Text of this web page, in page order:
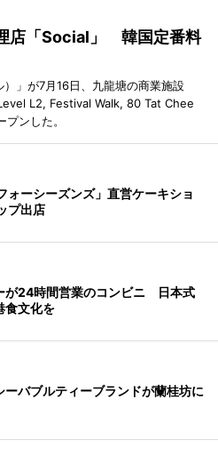
店「Social」 韓国定番料
」が7月16日、九龍塘の商業施設
L2, Festival Walk, 80 Tat Chee
ンした。
ォーシーズンズ」直営ケーキショ
プ出店
が24時間営業のコンビニ 日本式
食文化を
ーバブルティーブランドが蘭桂坊に